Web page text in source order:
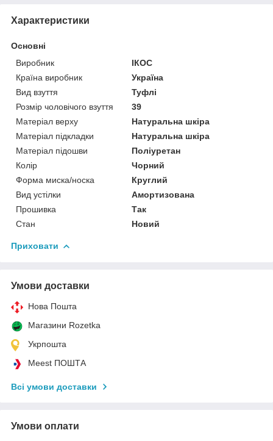
Характеристики
Основні
Виробник
ІКОС
Країна виробник
Україна
Вид взуття
Туфлі
Розмір чоловічого взуття
39
Матеріал верху
Натуральна шкіра
Матеріал підкладки
Натуральна шкіра
Матеріал підошви
Поліуретан
Колір
Чорний
Форма миска/носка
Круглий
Вид устілки
Амортизована
Прошивка
Так
Стан
Новий
Приховати
Умови доставки
Нова Пошта
Магазини Rozetka
Укрпошта
Meest ПОШТА
Всі умови доставки
Умови оплати